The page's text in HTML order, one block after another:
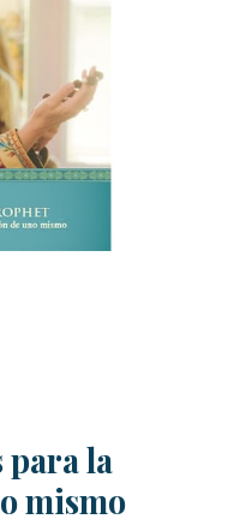
para la
mismo